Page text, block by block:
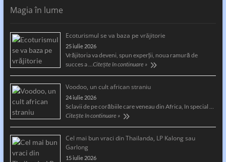
Magia în lume
Ecoturismul se va baza pe vrăjitorie
25 iulie 2026
Vrăjitoria va deveni, spun experții, noua ramură de
succes a …Citește în continuare »
Voodoo, un cult african straniu
24 iulie 2026
Sclavii de pe corăbiile care veneau din Africa, în special …
Citește în continuare »
Cel mai bun vraci din Thailanda, LP Kalong sau
Garlong
15 iulie 2026